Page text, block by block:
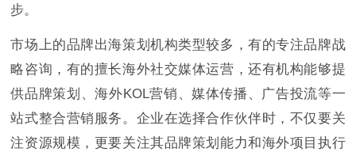
步。
市场上的品牌出海策划机构类型较多，有的专注品牌战
略咨询，有的擅长海外社交媒体运营，还有机构能够提
供品牌策划、海外KOL营销、媒体传播、广告投流等一
站式整合营销服务。企业在选择合作伙伴时，不仅要关
注资源规模，更要关注其品牌策划能力和海外项目执行